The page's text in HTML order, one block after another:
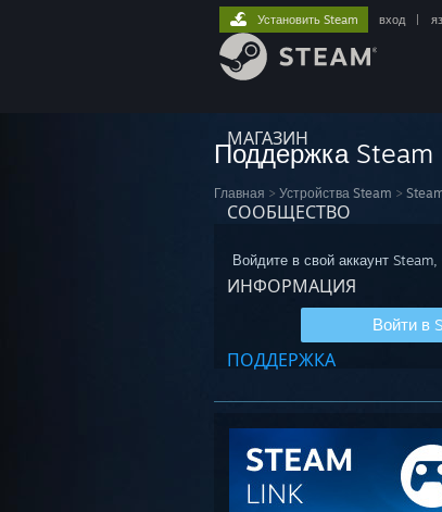
МАГАЗИН
СООБЩЕСТВО
ИНФОРМАЦИЯ
ПОДДЕРЖКА
Установить Steam вход
Поддержка Steam
Главная > Устройства Steam >
Войдите в свой аккаунт
Войти в